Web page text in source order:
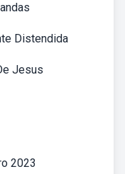
Distendida
Jesus
2023